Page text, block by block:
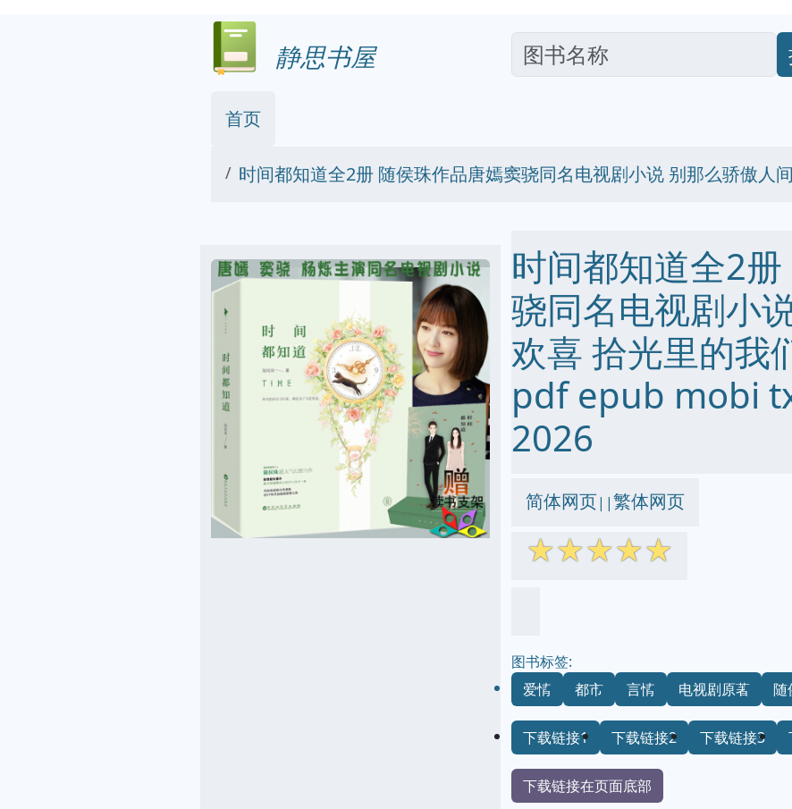
静思书屋
首页
时间都知道全2册 随侯珠作品唐嫣窦骁同名电视剧小说 别那么骄傲人
时间都知道全2
骁同名电视剧小
欢喜 拾光里的我
pdf epub mobi
2026
简体网页||繁体网页
☆☆☆☆☆
图书标签:
爱情
都市 言情 电视剧原著 随
下载链接1 下载链接2 下载链接3
下载链接在页面底部